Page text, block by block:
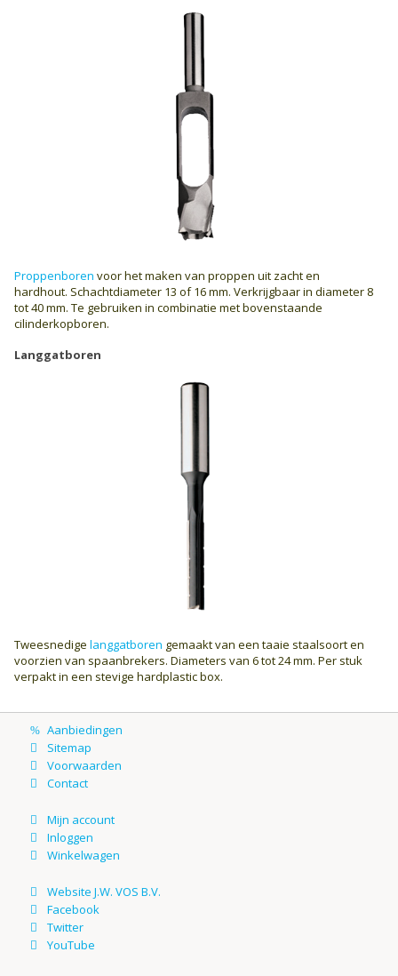
Proppenboren voor het maken van proppen uit zacht en
hardhout. Schachtdiameter 13 of 16 mm. Verkrijgbaar in diameter 8
tot 40 mm. Te gebruiken in combinatie met bovenstaande
cilinderkopboren.
Langgatboren
Tweesnedige langgatboren gemaakt van een taaie staalsoort en
voorzien van spaanbrekers. Diameters van 6 tot 24 mm. Per stuk
verpakt in een stevige hardplastic box.